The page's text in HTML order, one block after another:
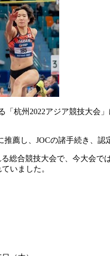
杭州2022アジア競技大会
薦し、JOCの諸手続き、認
合競技大会で、今大会で
いました。